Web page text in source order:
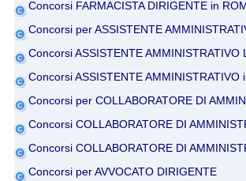
Concorsi FARMACISTA DIRIGENTE in
Concorsi per ASSISTENTE
Concorsi ASSISTENTE AMMINISTRATIVO
Concorsi ASSISTENTE AMMINISTRATIVO
Concorsi per COLLABORATORE DI
Concorsi COLLABORATORE DI
Concorsi COLLABORATORE DI
Concorsi per AVVOCATO DIRIGENTE